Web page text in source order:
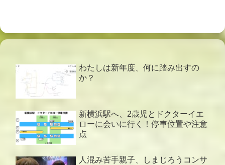
わたしは新年度、何に踏み出すの
か？
新横浜駅へ、2歳児とドクターイエ
ローに会いに行く！停車位置や注意
点
人混み苦手親子、しまじろうコンサ